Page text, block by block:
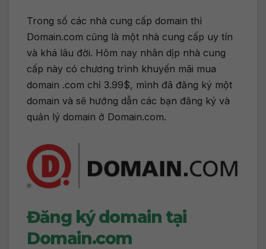
Trong số các nhà cung cấp domain thì
Domain.com cũng là một nhà cung cấp uy tín
và khá lâu đời. Hôm nay nhân dịp nhà cung
cấp này có chương trình khuyến mãi mua
domain .com chỉ 3.99$, mình đã đăng ký một
domain và sẽ hướng dẫn các bạn đăng ký và
quản lý domain ở Domain.com.
Đăng ký domain tại
Domain.com